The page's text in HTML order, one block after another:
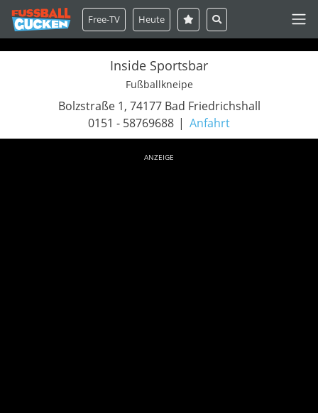
Free-TV Heute
Inside Sportsbar
Fußballkneipe
Bolzstraße 1, 74177 Bad Friedrichshall
0151 - 58769688
Anfahrt
ANZEIGE